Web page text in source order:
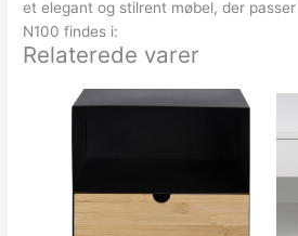
et elegant og stilrent møbel, der
N100 findes i:
Relaterede varer